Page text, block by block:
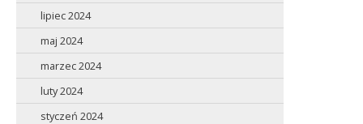
lipiec 2024
maj 2024
marzec 2024
luty 2024
styczeń 2024